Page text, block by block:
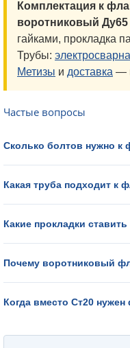
Комплектация к
воротниковый Ду65
гайками, прокладка
Трубы:
Метизы и доставка —
Частые вопросы
Сколько болтов нужно к
Какая труба подходит к
Какие прокладки
Почему воротниковый
Когда вместо Ст20